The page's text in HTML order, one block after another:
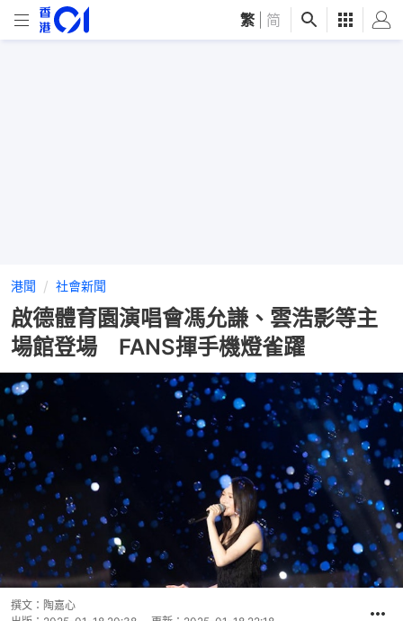
繁 简
港聞 社會新聞
啟德體育園演唱會馮允謙、雲浩影等主
場館登場 FANS揮手機燈雀躍
撰文： 陶嘉心